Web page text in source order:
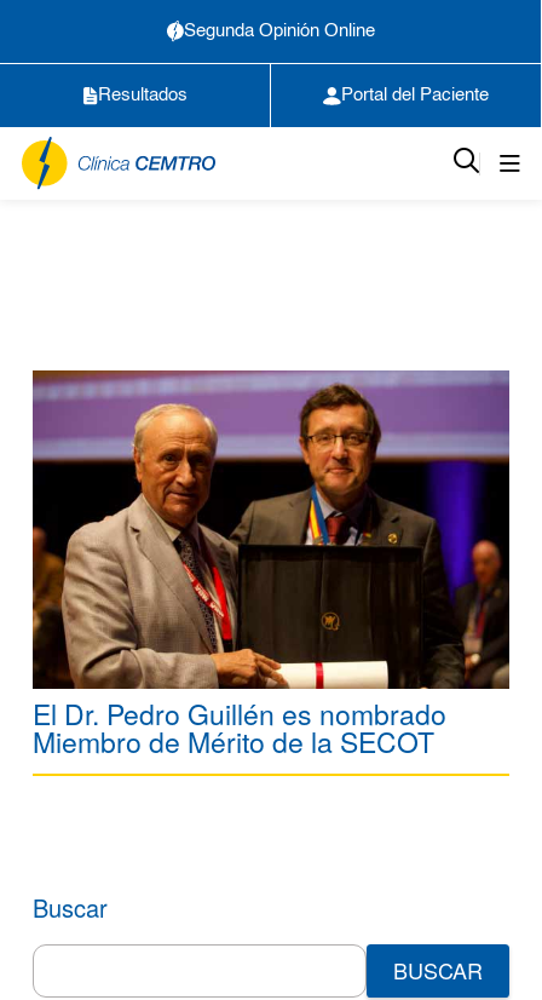
Segunda Opinión Online
Resultados Portal del Paciente
El Dr. Pedro Guillén es nombrado
Miembro de Mérito de la SECOT
Buscar
Search
for: